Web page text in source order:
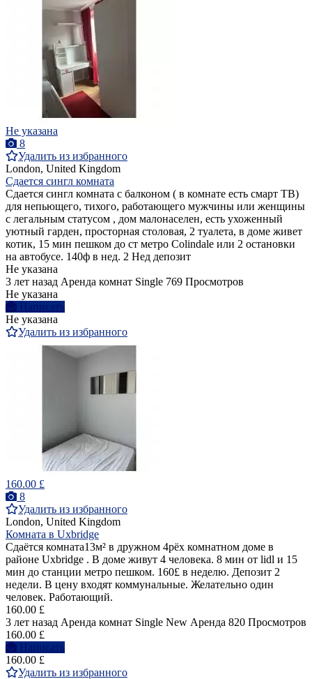
Не указана
8
Удалить из избранного
London, United Kingdom
Сдается сингл комната
Сдается сингл комната с балконом ( в комнате есть смарт ТВ)
для непьющего, тихого, работающего мужчины или женщины
с легальным статусом , дом малонаселен, есть ухоженный
уютный гарден, просторная столовая, 2 туалета, в доме живет
котик, 15 мин пешком до ст метро Colindale или 2 остановки
на автобусе. 140ф в нед. 2 Нед депозит
Не указана
3 лет назад Аренда комнат Single 769 Просмотров
Не указана
Написать
Не указана
Удалить из избранного
160.00 £
8
Удалить из избранного
London, United Kingdom
Комната в Uxbridge
Сдаётся комната13м² в дружном 4рёх комнатном доме в
районе Uxbridge . В доме живут 4 человека. 8 мин от lidl и 15
мин до станции метро пешком. 160£ в неделю. Депозит 2
недели. В цену входят коммунальные. Желательно один
человек. Работающий.
160.00 £
3 лет назад Аренда комнат Single New Аренда 820 Просмотров
160.00 £
Написать
160.00 £
Удалить из избранного